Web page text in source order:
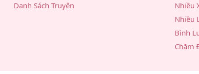
Danh Sách Truyện
Nhiều
Nhiều
Bình
Chăm